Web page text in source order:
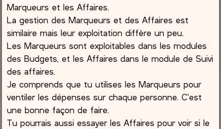
e
Marqueurs et les Affaires.
La gestion des Marqueurs et des Affaires est
similaire mais leur exploitation diffère un peu.
Les Marqueurs sont exploitables dans les modules
des Budgets, et les Affaires dans le module de Suivi
des affaires.
Je comprends que tu utilises les Marqueurs pour
ventiler les dépenses sur chaque personne. C'est
une bonne façon de faire.
Tu pourrais aussi essayer les Affaires pour voir si le